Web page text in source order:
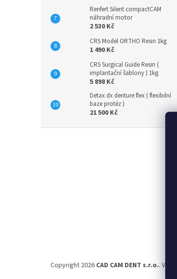
Renfert Silent compactCAM
náhradní motor
2 530 Kč
CRS Model ORTHO Resin 1kg
1 490 Kč
CRS Surgical Guide Resin (
implantační šablony ) 1kg
5 898 Kč
Detax dx denture flex ( flexibilní
baze protéz )
21 500 Kč
Copyright 2026 CAD CAM DENT s.r.o..